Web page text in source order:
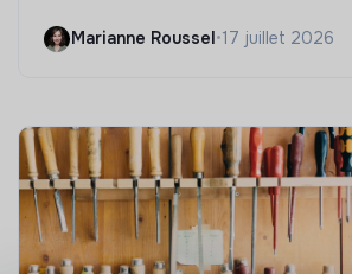
Marianne Roussel •17 juillet 2026